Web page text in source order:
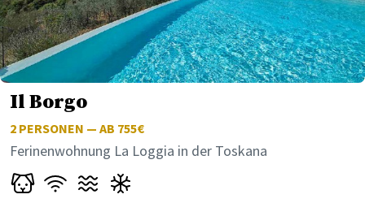
Il Borgo
2 PERSONEN — AB 755€
Ferinenwohnung La Loggia in der Toskana